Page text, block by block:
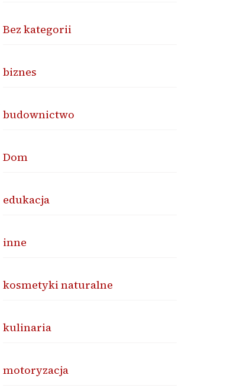
Bez kategorii
biznes
budownictwo
Dom
edukacja
inne
kosmetyki naturalne
kulinaria
motoryzacja